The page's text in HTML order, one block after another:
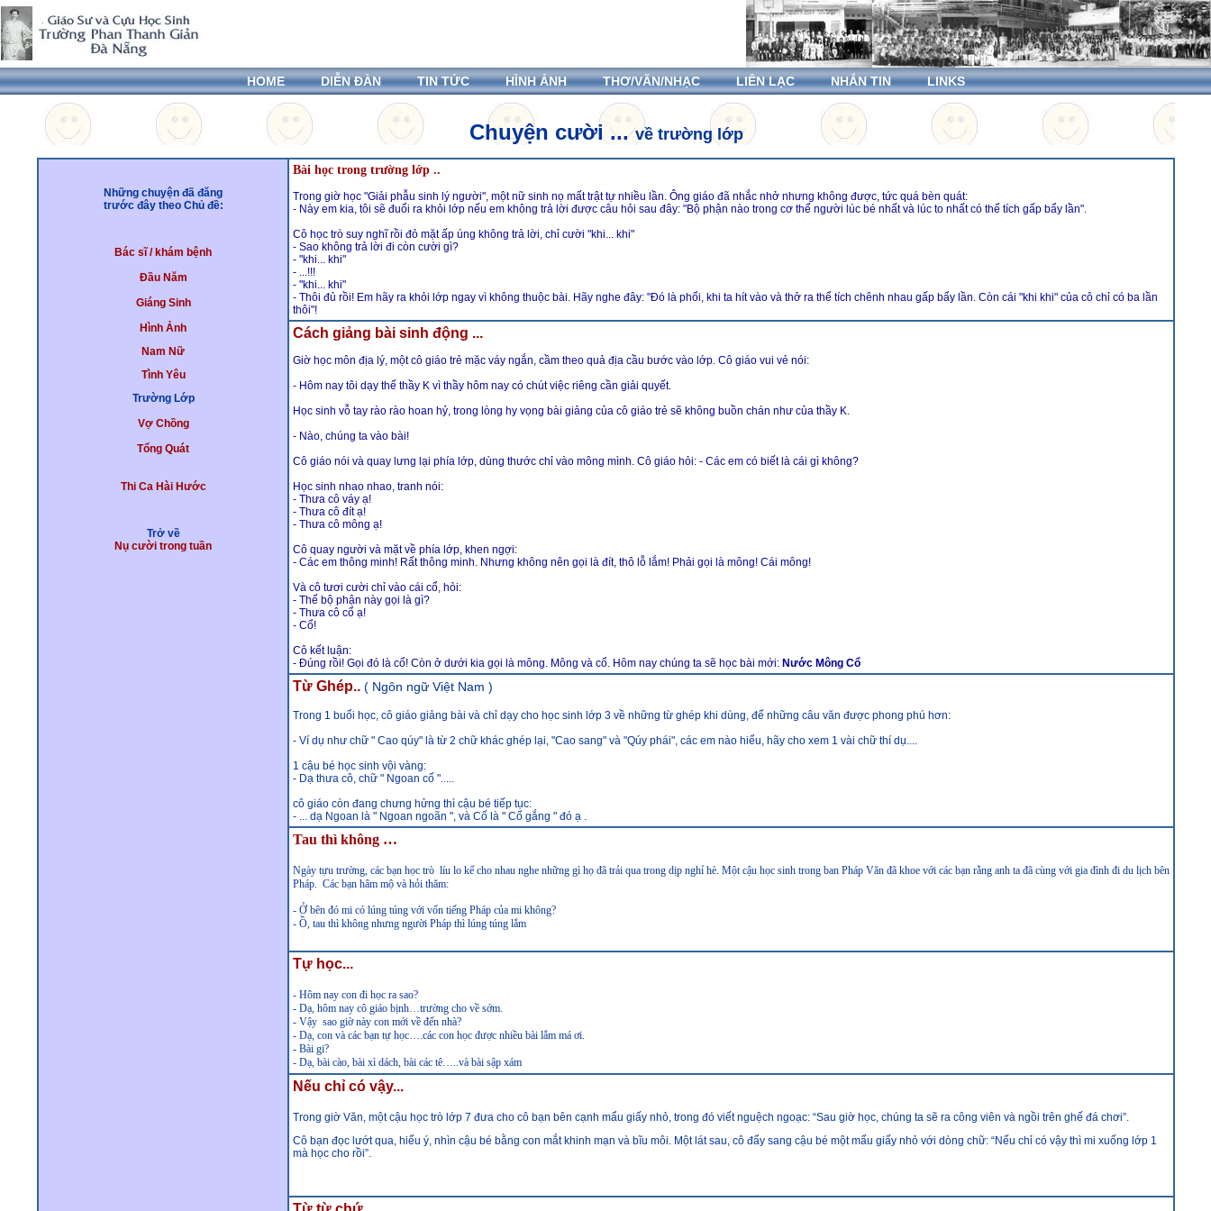
HOME DIỄN ĐÀN TIN TỨC HÌNH ẢNH THƠ/VĂN/NHẠC LIÊN LẠC NHẮN TIN LINKS
Chuyện cười ...về trường lớp
Những chuyện đã đăng
trước đây theo Chủ đề:
Bác sĩ / khám bệnh
Đầu Năm
Giáng Sinh
Hình Ảnh
Nam Nữ
Tình Yêu
Trường Lớp
Vợ Chồng
Tổng Quát
Thi Ca Hài Hước
Trở về
Nụ cười trong tuần
Bài học trong trường lớp ..
Trong giờ học "Giải phẫu sinh lý người", một nữ sinh nọ mất trật tự nhiều lần. Ông giáo đã nhắc nhở nhưng không được, tức quá bèn quát:
- Này em kia, tôi sẽ đuổi ra khỏi lớp nếu em không trả lời được câu hỏi sau đây: "Bộ phận nào trong cơ thể người lúc bé nhất và lúc to nhất có thể tích gấp bẩy lần".
Cô học trò suy nghĩ rồi đỏ mặt ấp úng không trả lời, chỉ cười "khi... khi"
- Sao không trả lời đi còn cười gì?
- "khi... khi"
- ...!!!
- "khi... khi"
- Thôi đủ rồi! Em hãy ra khỏi lớp ngay vì không thuộc bài. Hãy nghe đây: "Đó là phổi, khi ta hít vào và thở ra thể tích chênh nhau gấp bẩy lần. Còn cái "khi khi" của cô chỉ có ba lần
thôi"!
Cách giảng bài sinh động ...
Giờ học môn địa lý, một cô giáo trẻ mặc váy ngắn, cầm theo quả địa cầu bước vào lớp. Cô giáo vui vẻ nói:
- Hôm nay tôi dạy thế thầy K vì thầy hôm nay có chút việc riêng cần giải quyết.
Học sinh vỗ tay rào rào hoan hỷ, trong lòng hy vọng bài giảng của cô giáo trẻ sẽ không buồn chán như của thầy K.
- Nào, chúng ta vào bài!
Cô giáo nói và quay lưng lại phía lớp, dùng thước chỉ vào mông mình. Cô giáo hỏi: - Các em có biết là cái gì không?
Học sinh nhao nhao, tranh nói:
- Thưa cô váy ạ!
- Thưa cô đít ạ!
- Thưa cô mông ạ!
Cô quay người và mặt về phía lớp, khen ngợi:
- Các em thông minh! Rất thông minh. Nhưng không nên gọi là đít, thô lỗ lắm! Phải gọi là mông! Cái mông!
Và cô tươi cười chỉ vào cái cổ, hỏi:
- Thế bộ phận này gọi là gì?
- Thưa cô cổ ạ!
- Cổ!
Cô kết luận:
- Đúng rồi! Gọi đó là cổ! Còn ở dưới kia gọi là mông. Mông và cổ. Hôm nay chúng ta sẽ học bài mới: Nước Mông Cổ
Từ Ghép.. ( Ngôn ngữ Việt Nam )
Trong 1 buổi học, cô giáo giảng bài và chỉ dạy cho học sinh lớp 3 về những từ ghép khi dùng, để những câu văn được phong phú hơn:
- Ví dụ như chữ " Cao qúy" là từ 2 chữ khác ghép lại, "Cao sang" và "Qúy phái", các em nào hiểu, hãy cho xem 1 vài chữ thí dụ....
1 cậu bé học sinh vội vàng:
- Dạ thưa cô, chữ " Ngoan cố ".....
cô giáo còn đang chưng hửng thì cậu bé tiếp tục:
- ... dạ Ngoan là " Ngoan ngoãn ", và Cố là " Cố gắng " đó ạ .
Tau thì không …
Ngày tựu trường, các bạn học trò líu lo kể cho nhau nghe những gì họ đã trải qua trong dịp nghỉ hè. Một cậu học sinh trong ban Pháp Văn đã khoe với các bạn rằng anh ta đã cùng với gia đình đi du lịch bên
Pháp. Các bạn hâm mộ và hỏi thăm:
- Ở bên đó mi có lúng túng với vốn tiếng Pháp của mi không?
- Ồ, tau thì không nhưng người Pháp thì lúng túng lắm
Tự học...
- Hôm nay con đi học ra sao?
- Dạ, hôm nay cô giáo bịnh…trường cho về sớm.
- Vậy sao giờ này con mới về đến nhà?
- Dạ, con và các bạn tự học….các con học được nhiều bài lắm má ơi.
- Bài gi?
- Dạ, bài cào, bài xì dách, bài các tê…..và bài sập xám
Nếu chỉ có vậy...
Trong giờ Văn, một cậu học trò lớp 7 đưa cho cô bạn bên cạnh mẩu giấy nhỏ, trong đó viết nguệch ngoạc: “Sau giờ học, chúng ta sẽ ra công viên và ngồi trên ghế đá chơi”.
Cô bạn đọc lướt qua, hiểu ý, nhìn cậu bé bằng con mắt khinh mạn và bĩu môi. Một lát sau, cô đẩy sang cậu bé một mẩu giấy nhỏ với dòng chữ: “Nếu chỉ có vậy thì mi xuống lớp 1
mà học cho rồi”.